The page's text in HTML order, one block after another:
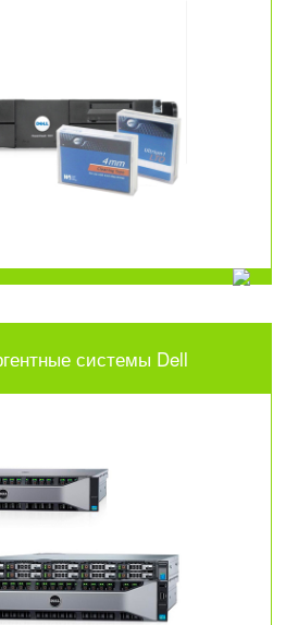
системы Dell